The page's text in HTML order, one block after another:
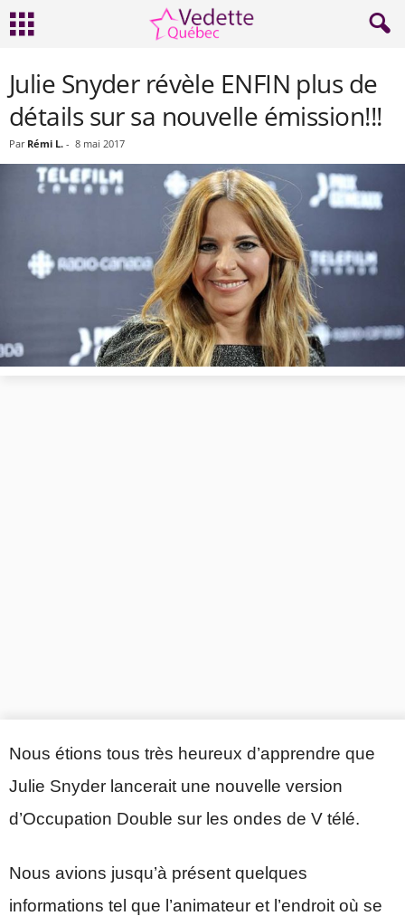
Julie Snyder révèle ENFIN plus de
détails sur sa nouvelle émission!!!
Par Rémi L. - 8 mai 2017
Nous étions tous très heureux d’apprendre que
Julie Snyder lancerait une nouvelle version
d’Occupation Double sur les ondes de V télé.
Nous avions jusqu’à présent quelques
informations tel que l’animateur et l’endroit où se